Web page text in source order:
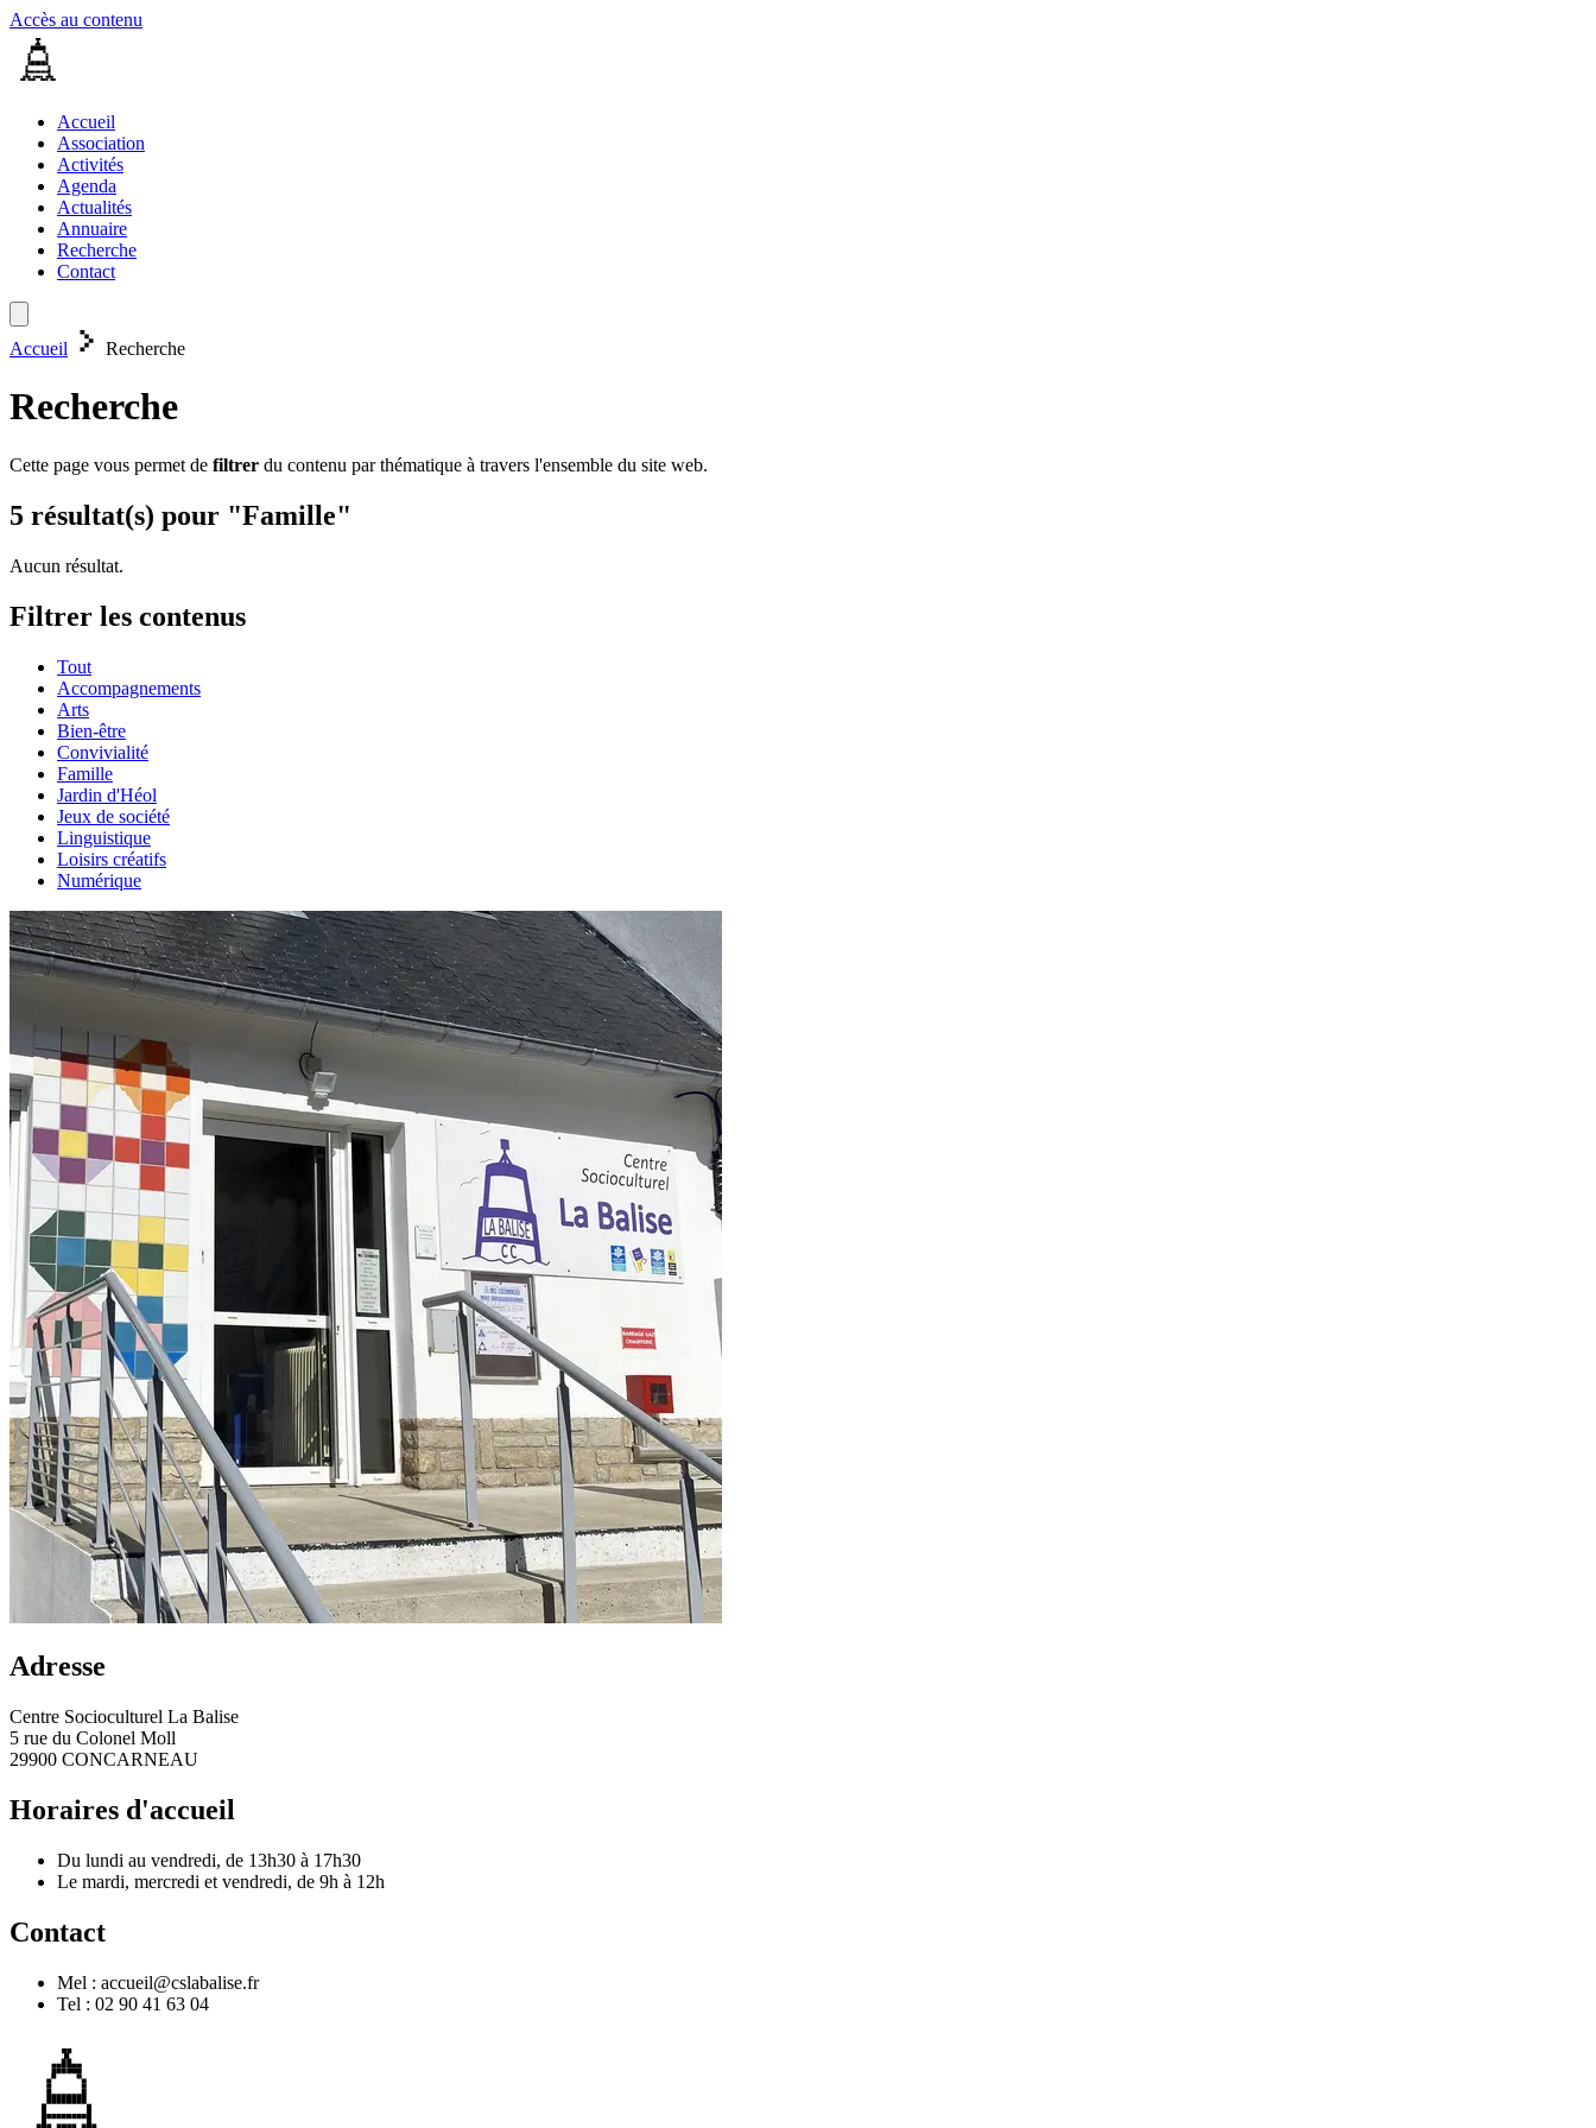
Accès au contenu
Accueil
Association
Activités
Agenda
Actualités
Annuaire
Recherche
Contact
Accueil Recherche
Recherche
Cette page vous permet de filtrer du contenu par thématique à travers l'ensemble du site web.
5 résultat(s) pour "Famille"
Aucun résultat.
Filtrer les contenus
Tout
Accompagnements
Arts
Bien-être
Convivialité
Famille
Jardin d'Héol
Jeux de société
Linguistique
Loisirs créatifs
Numérique
Adresse
Centre Socioculturel La Balise
5 rue du Colonel Moll
29900 CONCARNEAU
Horaires d'accueil
Du lundi au vendredi, de 13h30 à 17h30
Le mardi, mercredi et vendredi, de 9h à 12h
Contact
Mel : accueil@cslabalise.fr
Tel : 02 90 41 63 04